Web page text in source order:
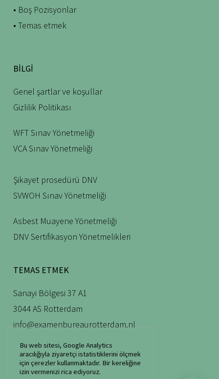
• Boş Pozisyonlar
• Temas etmek
BILGI
Genel şartlar ve koşullar
Gizlilik Politikası
WFT Sınav Yönetmeliği
VCA Sınav Yönetmeliği
Şikayet prosedürü DNV
SVWOH Sınav Yönetmeliği
Asbest Muayene Yönetmeliği
DNV Sertifikasyon Yönetmelikleri
TEMAS ETMEK
Sanayi Bölgesi 37 A1
3044 AS Rotterdam
info@examenbureaurotterdam.nl
010 – 30 300 07
Bu web sitesi, Google Analytics
aracılığıyla ziyaretçi istatistiklerini ölçmek
için çerezler kullanmaktadır. Bir kereliğine
izin vermenizi rica ediyoruz.